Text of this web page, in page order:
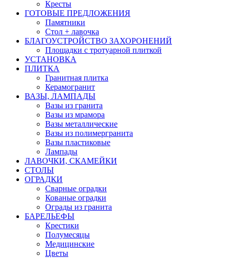
Кресты
ГОТОВЫЕ ПРЕДЛОЖЕНИЯ
Памятники
Стол + лавочка
БЛАГОУСТРОЙСТВО ЗАХОРОНЕНИЙ
Площадки с тротуарной плиткой
УСТАНОВКА
ПЛИТКА
Гранитная плитка
Керамогранит
ВАЗЫ, ЛАМПАДЫ
Вазы из гранита
Вазы из мрамора
Вазы металлические
Вазы из полимергранита
Вазы пластиковые
Лампады
ЛАВОЧКИ, СКАМЕЙКИ
СТОЛЫ
ОГРАДКИ
Сварные оградки
Кованые оградки
Ограды из гранита
БАРЕЛЬЕФЫ
Крестики
Полумесяцы
Медицинские
Цветы